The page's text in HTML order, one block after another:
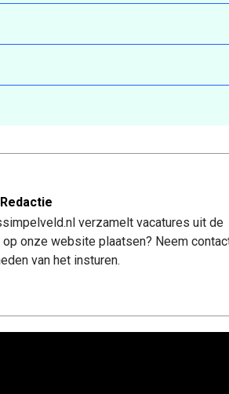
verzamelt vacatures uit de
onze website plaatsen? Neem
van het insturen.